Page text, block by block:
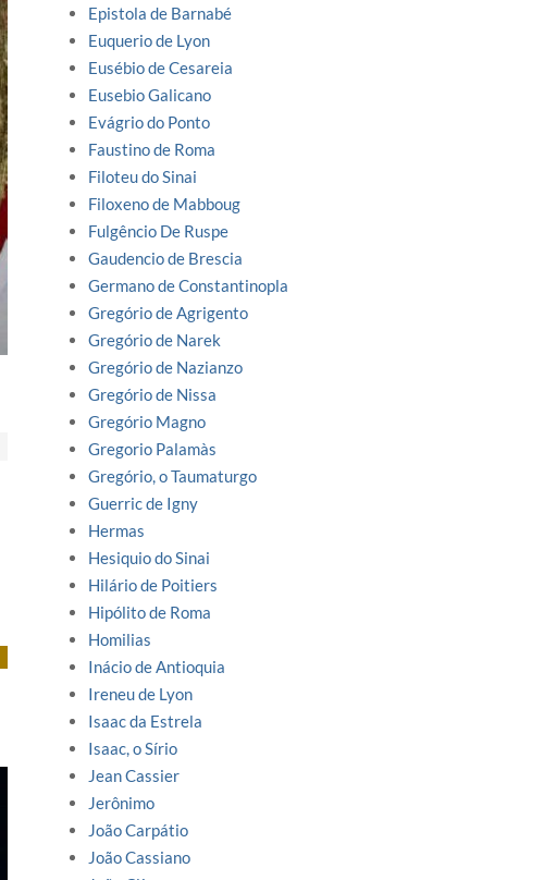
Epistola de Barnabé
Euquerio de Lyon
Eusébio de Cesareia
Eusebio Galicano
Evágrio do Ponto
Faustino de Roma
Filoteu do Sinai
Filoxeno de Mabboug
Fulgêncio De Ruspe
Gaudencio de Brescia
Germano de Constantinopla
Gregório de Agrigento
Gregório de Narek
Gregório de Nazianzo
Gregório de Nissa
Gregório Magno
Gregorio Palamàs
Gregório, o Taumaturgo
Guerric de Igny
Hermas
Hesiquio do Sinai
Hilário de Poitiers
Hipólito de Roma
Homilias
Inácio de Antioquia
Ireneu de Lyon
Isaac da Estrela
Isaac, o Sírio
Jean Cassier
Jerônimo
João Carpátio
João Cassiano